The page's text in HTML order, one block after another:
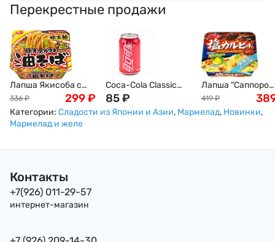
Перекрестные продажи
Лапша Якисоба с
вустерширским
соусом и бульоном
Даси Ниссин Nissin,
157 г, Япония
336 ₽ 299₽
Coca-Cola Classic
газированный
напиток Кока-кола,
85₽
Лапша "Саппоро
Ичибан" с
ребрышками
419 ₽
Категории: Сладости из Японии и Азии, Мармелад, Новинки,
Мармелад и желе
Контакты
+7(926) 011-29-57
интернет-магазин